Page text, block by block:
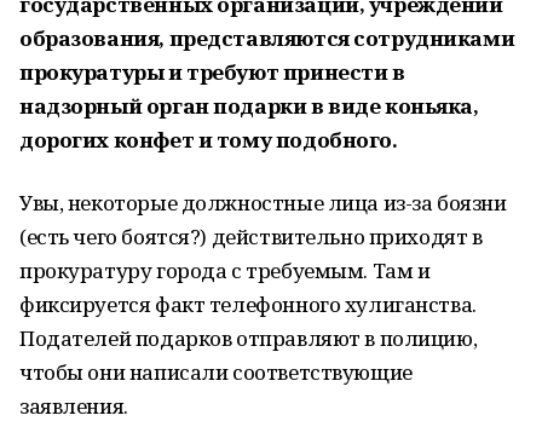
образования, представляются сотрудниками
прокуратуры и требуют принести в
надзорный орган подарки в виде коньяка,
дорогих конфет и тому подобного.
Увы, некоторые должностные лица из-за боязни
(есть чего боятся?) действительно приходят в
прокуратуру города с требуемым. Там и
фиксируется факт телефонного хулиганства.
Подателей подарков отправляют в полицию,
чтобы они написали соответствующие
заявления.